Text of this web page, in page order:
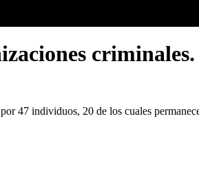
criminales.
47 individuos, 20 de los cuales